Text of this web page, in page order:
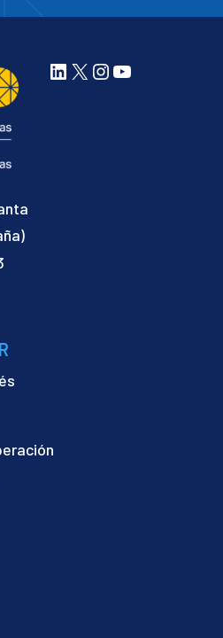
LinkedIn
X Instagram
YouTube